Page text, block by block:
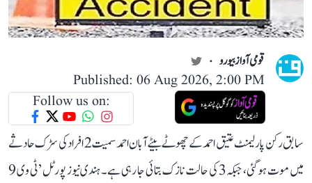
قومی آواز بیورو
Published: 06 Aug 2026, 2:00 PM
Follow us on:
سابق رکن پارلیمنٹ عتیق احمد کے چھوٹے بیٹے آبان احمد سمیت 2 افراد کی سڑک حادثے
میں موت ہو گئی، جبکہ 3 کی حالت نازک بتائی جا رہی ہے۔ ہندی نیوز پورٹل ’ٹی وی 9